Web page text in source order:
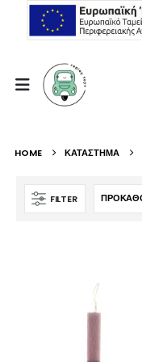
HOME ΚΑΤΆΣΤΗΜΑ
FILTER